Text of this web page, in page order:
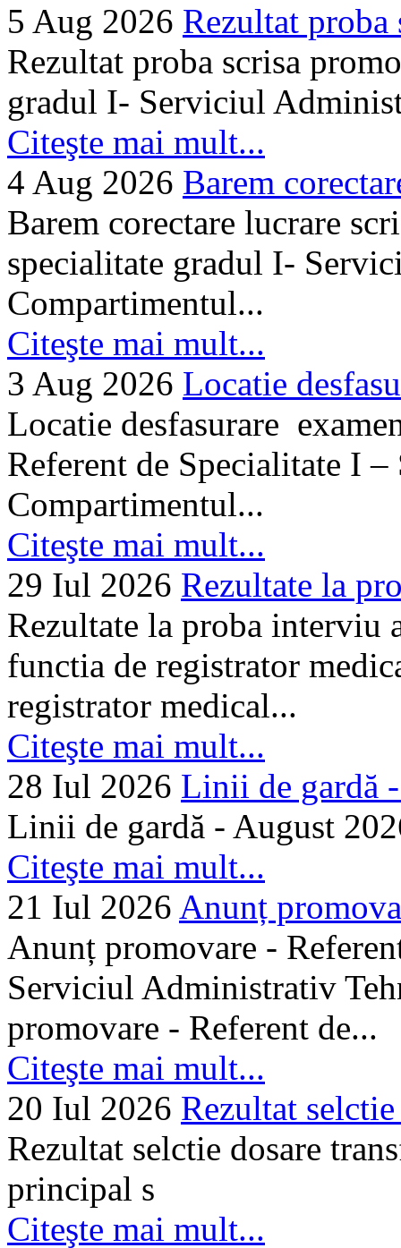
5 Aug 2026 Rezultat proba
Rezultat proba scrisa
gradul I- Serviciul
Citeşte mai mult...
4 Aug 2026 Barem
Barem corectare lucrare
specialitate gradul I-
Compartimentul...
Citeşte mai mult...
3 Aug 2026 Locatie
Locatie desfasurare
Referent de Specialitate I
Compartimentul...
Citeşte mai mult...
29 Iul 2026 Rezultate la
Rezultate la proba interviu
functia de registrator
registrator medical...
Citeşte mai mult...
28 Iul 2026 Linii de gardă
Linii de gardă - August
Citeşte mai mult...
21 Iul 2026 Anunț
Anunț promovare -
Serviciul Administrativ
promovare - Referent de...
Citeşte mai mult...
20 Iul 2026 Rezultat
Rezultat selctie dosare
principal s
Citeşte mai mult...